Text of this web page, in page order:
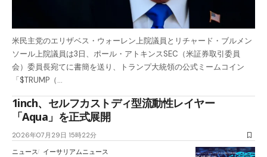
米民主党のエリザベス・ウォーレン上院議員とリチャード・ブルメン
ソール上院議員は3日、ポール・アトキンスSEC（米証券取引委員
会）委員長宛てに書簡を送り、トランプ大統領の公式ミームコイン
「$TRUMP（…
1inch、セルフカストディ型流動性レイヤー
「Aqua」を正式展開
2026年07月29日 15時22分
ニュース
イーサリアムニュース